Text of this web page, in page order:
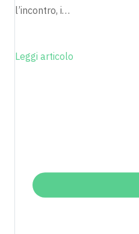
l’incontro, i…
Leggi articolo